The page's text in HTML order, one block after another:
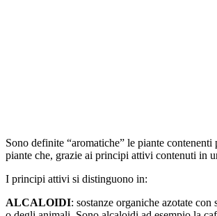
Sono definite “aromatiche” le piante
piante che, grazie ai principi attivi contenuti in
I principi attivi si distinguono in:
ALCALOIDI: sostanze organiche azotate